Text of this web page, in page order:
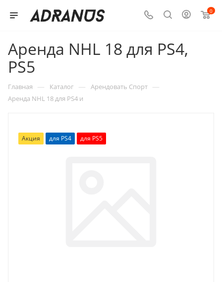
0
Аренда NHL 18 для PS4,
PS5
Главная — Каталог — Арендовать Спорт —
Аренда NHL 18 для PS4 и
Акция для PS4 для PS5